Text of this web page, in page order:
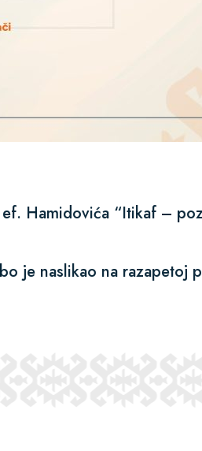
Hamidovića “Itikaf –
je naslikao na